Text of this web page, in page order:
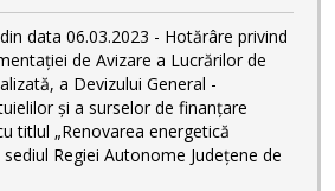
data 06.03.2023 - Hotărâre privind
de Avizare a Lucrărilor de
a Devizului General -
și a surselor de finanțare
titlul „Renovarea energetică
Regiei Autonome Județene de